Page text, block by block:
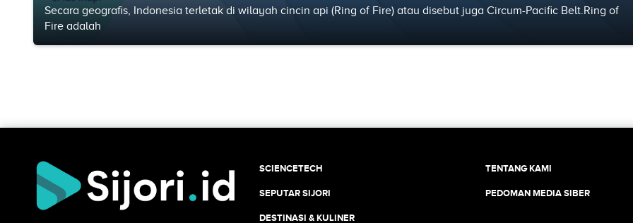
Secara geografis, Indonesia terletak di wilayah cincin api (Ring of Fire) atau disebut juga Circum-Pacific Belt.Ring of
Fire adalah
SCIENCETECH
SEPUTAR SIJORI
DESTINASI & KULINER
TENTANG KAMI
PEDOMAN MEDIA SIBER